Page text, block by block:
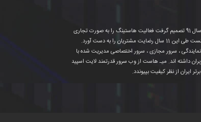
لوگوی میـ هاست به معنای آرامش بی نهایت است .چیزی که یک وب مستر در انتظار اوست . گروه ramz (میـ هاست) در سال 1389-1390 تشکیل شد. گروه ramz در سال 91 تصمیم گرفت فعالیت هاستینگ را به صورت تجاری
شروع کند . در سال 1391 دامنه ملی mehost.ir را خریداری کرد و فعالیت به صورت رسمی شروع شد سپس در سال 92 با دامنه mehost.co کار خود را ادامه داد و توانست طی این 11 سال رضایت مشتریان را به دست آورد.
، سرور مجازی ، سرور اختصاصی مدیریت شده با
داشته اند. میـ هاست از وب سرور قدرتمند لایت اسپید
ایران از نظر کیفیت بپیوندد.